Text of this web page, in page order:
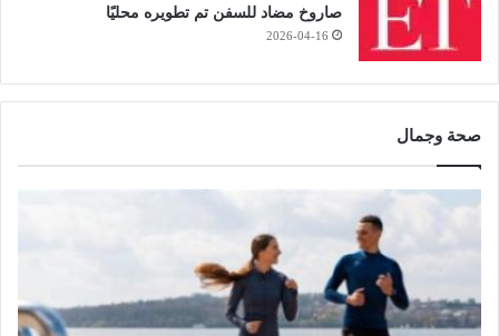
صاروخ مضاد للسفن تم تطويره محليًا
2026-04-16
صحة وجمال